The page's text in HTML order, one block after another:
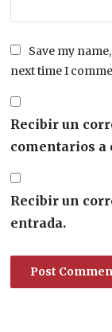
Save my
next time I
Recibir un
comentarios a
Recibir un
entrada.